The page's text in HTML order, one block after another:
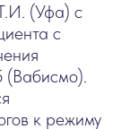
(Уфа) с
с
(Вабисмо).
к режиму